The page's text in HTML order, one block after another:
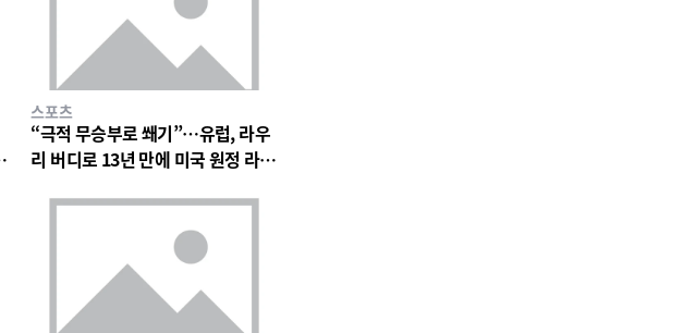
스포츠
“극적 무승부로 쐐기”…유럽, 라우
리 버디로 13년 만에 미국 원정 라이